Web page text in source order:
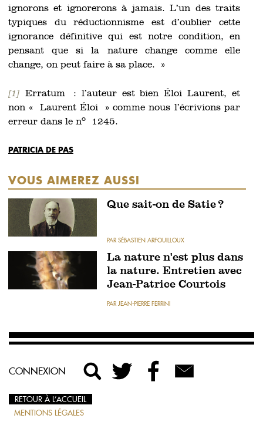
ignorons et ignorerons à jamais. L’un des traits
typiques du réductionnisme est d’oublier cette
ignorance définitive qui est notre condition, en
pensant que si la nature change comme elle
change, on peut faire à sa place. »
[1] Erratum : l’auteur est bien Éloi Laurent, et
non « Laurent Éloi » comme nous l’écrivions par
erreur dans le no 1245.
PATRICIA DE PAS
VOUS AIMEREZ AUSSI
Que sait-on de Satie ?
PAR SÉBASTIEN ARFOUILLOUX
La nature n'est plus dans
la nature. Entretien avec
Jean-Patrice Courtois
PAR JEAN-PIERRE FERRINI
CONNEXION
RETOUR À L’ACCUEIL
MENTIONS LÉGALES